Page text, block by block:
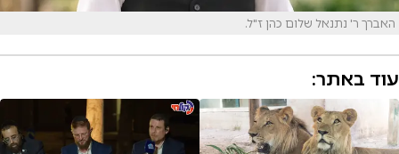
האברך ר' נתנאל שלום כהן ז"ל.
עוד באתר: